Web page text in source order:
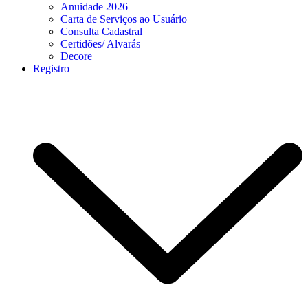
Anuidade 2026
Carta de Serviços ao Usuário
Consulta Cadastral
Certidões/ Alvarás
Decore
Registro